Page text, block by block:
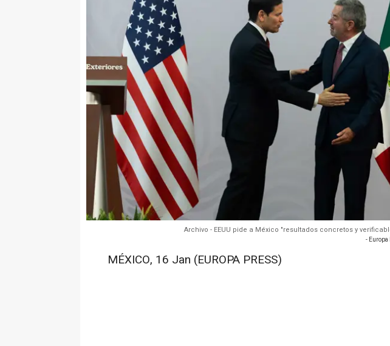
Archivo - EEUU pide a México "resultados concretos y
-
MÉXICO, 16 Jan (EUROPA PRESS)